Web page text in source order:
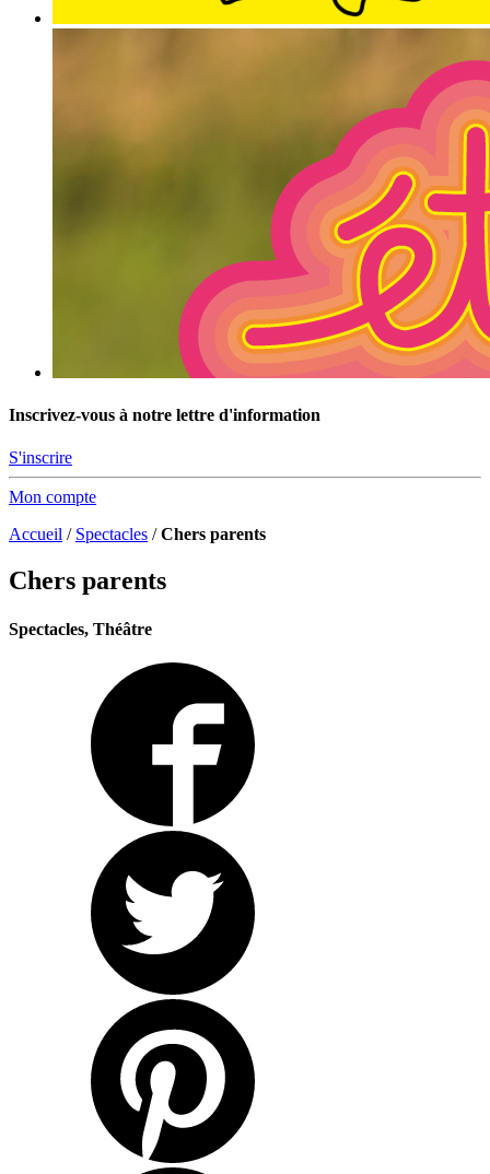
Inscrivez-vous à notre lettre d'information
S'inscrire
Mon compte
Accueil / Spectacles /Chers parents
Chers parents
Spectacles, Théâtre